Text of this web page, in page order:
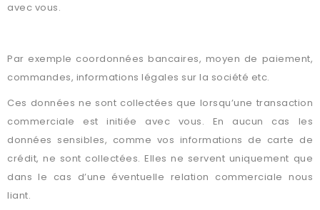
avec vous.
Par exemple coordonnées bancaires, moyen de paiement,
commandes, informations légales sur la société etc.
Ces données ne sont collectées que lorsqu’une transaction
commerciale est initiée avec vous. En aucun cas les
données sensibles, comme vos informations de carte de
crédit, ne sont collectées. Elles ne servent uniquement que
dans le cas d’une éventuelle relation commerciale nous
liant.